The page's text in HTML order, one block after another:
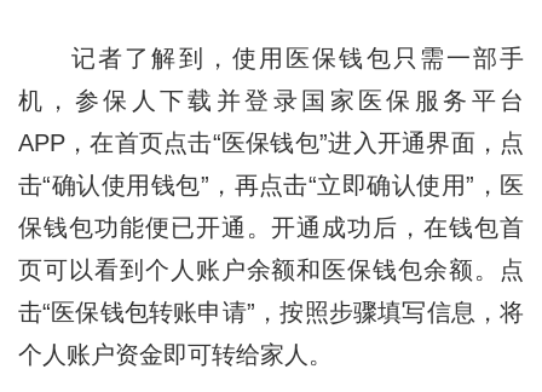
记者了解到，使用医保钱包只需一部手
机，参保人下载并登录国家医保服务平台
APP，在首页点击“医保钱包”进入开通界面，点
击“确认使用钱包”，再点击“立即确认使用”，医
保钱包功能便已开通。开通成功后，在钱包首
页可以看到个人账户余额和医保钱包余额。点
击“医保钱包转账申请”，按照步骤填写信息，将
个人账户资金即可转给家人。